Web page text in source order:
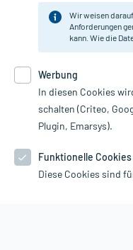
& PlusHerzen sichern
Wir weisen
Anforderungen
kann. Wie die
Werbung
In diesen Cookies
schalten (Criteo,
Plugin, Emarsys).
Funktionelle Cookies
Diese Cookies sind